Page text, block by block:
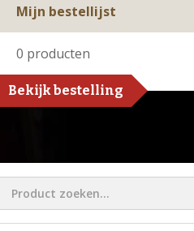
Mijn bestellijst
0 producten
Bekijk bestelling